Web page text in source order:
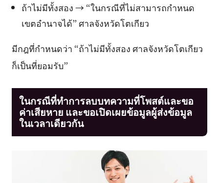
ถ้าไม่มีทั้งสอง → “ในกรณีที่ไม่สามารถกำหนด
เขตอำนาจได้” ศาลจังหวัดโตเกียว
มีกฎที่กำหนดว่า “ถ้าไม่มีทั้งสอง ศาลจังหวัดโตเกียว
ก็เป็นที่ยอมรับ”
ในกรณีที่ทำการลบบทความที่โพสต์และขอ
ค่าเสียหาย และขอเปิดเผยข้อมูลผู้ส่งข้อมูล
ในเวลาเดียวกัน